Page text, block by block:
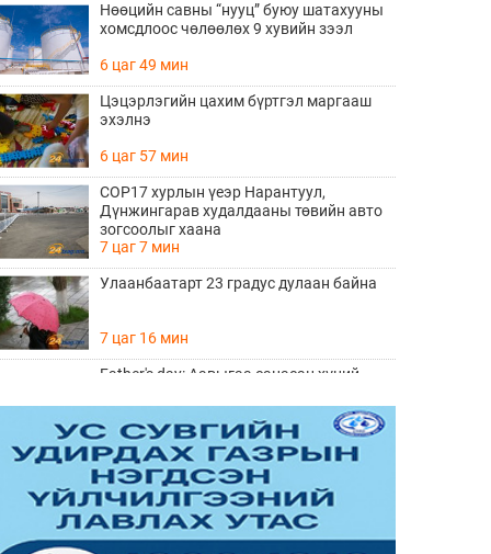
Нөөцийн савны “нууц” буюу шатахууны
хомсдлоос чөлөөлөх 9 хувийн зээл
6 цаг 49 мин
Цэцэрлэгийн цахим бүртгэл маргааш
эхэлнэ
6 цаг 57 мин
COP17 хурлын үеэр Нарантуул,
Дүнжингарав худалдааны төвийн авто
зогсоолыг хаана
7 цаг 7 мин
Улаанбаатарт 23 градус дулаан байна
7 цаг 16 мин
Father's day: Аавыгаа санасан хүний
Өчигдөр 11 цаг 15 мин
Өнөөдөр тоглолтоо хийх гэж байгаа THE
HU хамтлагийн алдартай 10 дуу
Өчигдөр 10 цаг 20 мин